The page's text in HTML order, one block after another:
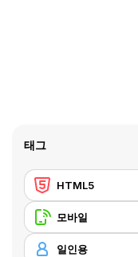
태그
HTML5
모바일
일인용